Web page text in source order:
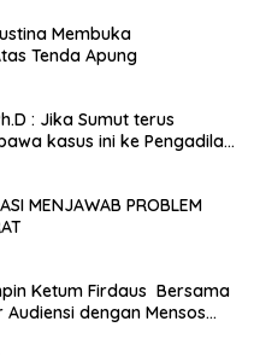
Membuka
Tenda Apung
: Jika Sumut terus
kasus ini ke Pengadilan
MENJAWAB PROBLEM
Ketum Firdaus Bersama
dengan Mensos